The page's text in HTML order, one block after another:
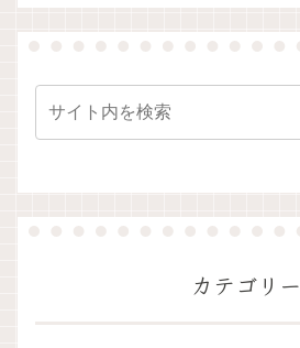
カテゴリー